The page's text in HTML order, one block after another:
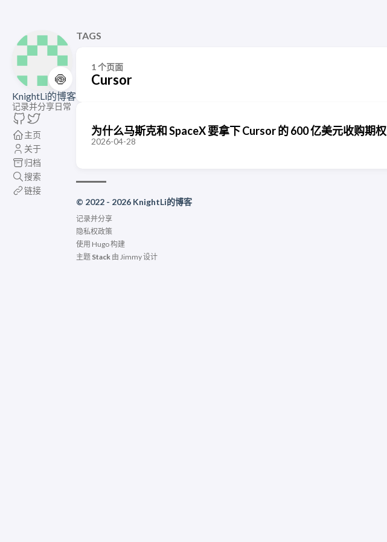
🍥
KnightLi的博客
记录并分享日常
主页
关于
归档
搜索
链接
TAGS
1 个页面
Cursor
为什么马斯克和 SpaceX 要拿下 Cursor 的 600 亿美元收购期权
2026-04-28
© 2022 - 2026 KnightLi的博客
记录并分享
隐私权政策
使用 Hugo构建
主题 Stack 由 Jimmy设计